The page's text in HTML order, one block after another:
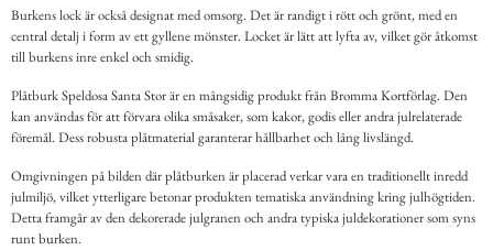
Burkens lock är också designat med omsorg. Det är randigt i rött och grönt, med en
central detalj i form av ett gyllene mönster. Locket är lätt att lyfta av, vilket gör åtkomst
till burkens inre enkel och smidig.
Plåtburk Speldosa Santa Stor är en mångsidig produkt från Bromma Kortförlag. Den
kan användas för att förvara olika småsaker, som kakor, godis eller andra julrelaterade
föremål. Dess robusta plåtmaterial garanterar hållbarhet och lång livslängd.
Omgivningen på bilden där plåtburken är placerad verkar vara en traditionellt inredd
julmiljö, vilket ytterligare betonar produkten tematiska användning kring julhögtiden.
Detta framgår av den dekorerade julgranen och andra typiska juldekorationer som syns
runt burken.